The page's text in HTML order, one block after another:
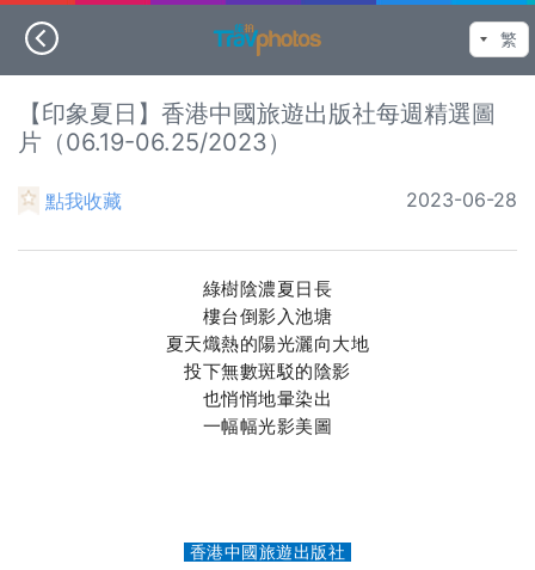
【印象夏日】香港中國旅遊出版社每週精選圖
片（06.19-06.25/2023）
點我收藏 2023-06-28
綠樹陰濃夏日長
樓台倒影入池塘
夏天熾熱的陽光灑向大地
投下無數斑駁的陰影
也悄悄地暈染出
一幅幅光影美圖
香港中國旅遊出版社